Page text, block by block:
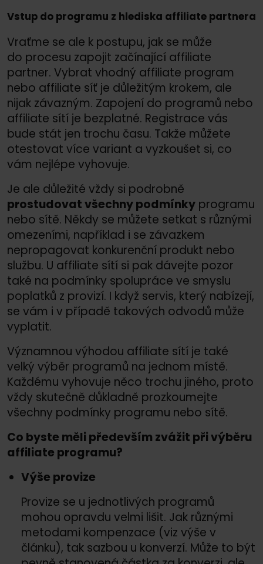
Vstup do programu z hlediska affiliate partnera
Vraťme se ale k postupu, jak se může
do procesu zapojit začínající affiliate
partner. Vybrat vhodný affiliate program
nebo affiliate síť je důležitým krokem, ale
nijak závazným. Zapojení do programů nebo
affiliate sítí je bezplatné. Registrace vás
bude stát jen trochu času. Takže můžete
otestovat více variant a vyzkoušet si, co
vám nejlépe vyhovuje.
Je ale důležité vždy si podrobně
prostudovat všechny podmínky programu
nebo sítě. Někdy se můžete setkat s různými
omezeními, například i se závazkem
nepropagovat konkurenční produkt nebo
službu. U affiliate sítí si pak dávejte pozor
také na podmínky spolupráce ve smyslu
poplatků z provizí. I když servis, který nabízejí,
se vám i v případě takových odvodů může
vyplatit.
Významnou výhodou affiliate sítí je také
velký výběr programů na jednom místě.
Každému vyhovuje něco trochu jiného, proto
vždy skutečně důkladně prozkoumejte
všechny podmínky programu nebo sítě.
Co byste měli především zvážit při výběru
affiliate programu?
Výše provize
Provize se u jednotlivých programů
mohou opravdu velmi lišit. Jak různými
metodami kompenzace (viz výše v
článku), tak sazbou u konverzí. Může to být